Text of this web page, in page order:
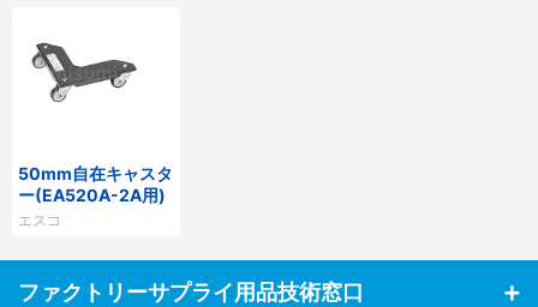
50mm自在キャスタ
ー(EA520A-2A用)
エスコ
ファクトリーサプライ用品技術窓口